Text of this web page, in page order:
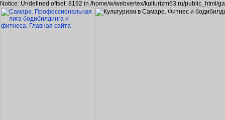
Notice: Undefined offset: 8192 in /home/w/webvertex/kulturizm63.ru/public_html/